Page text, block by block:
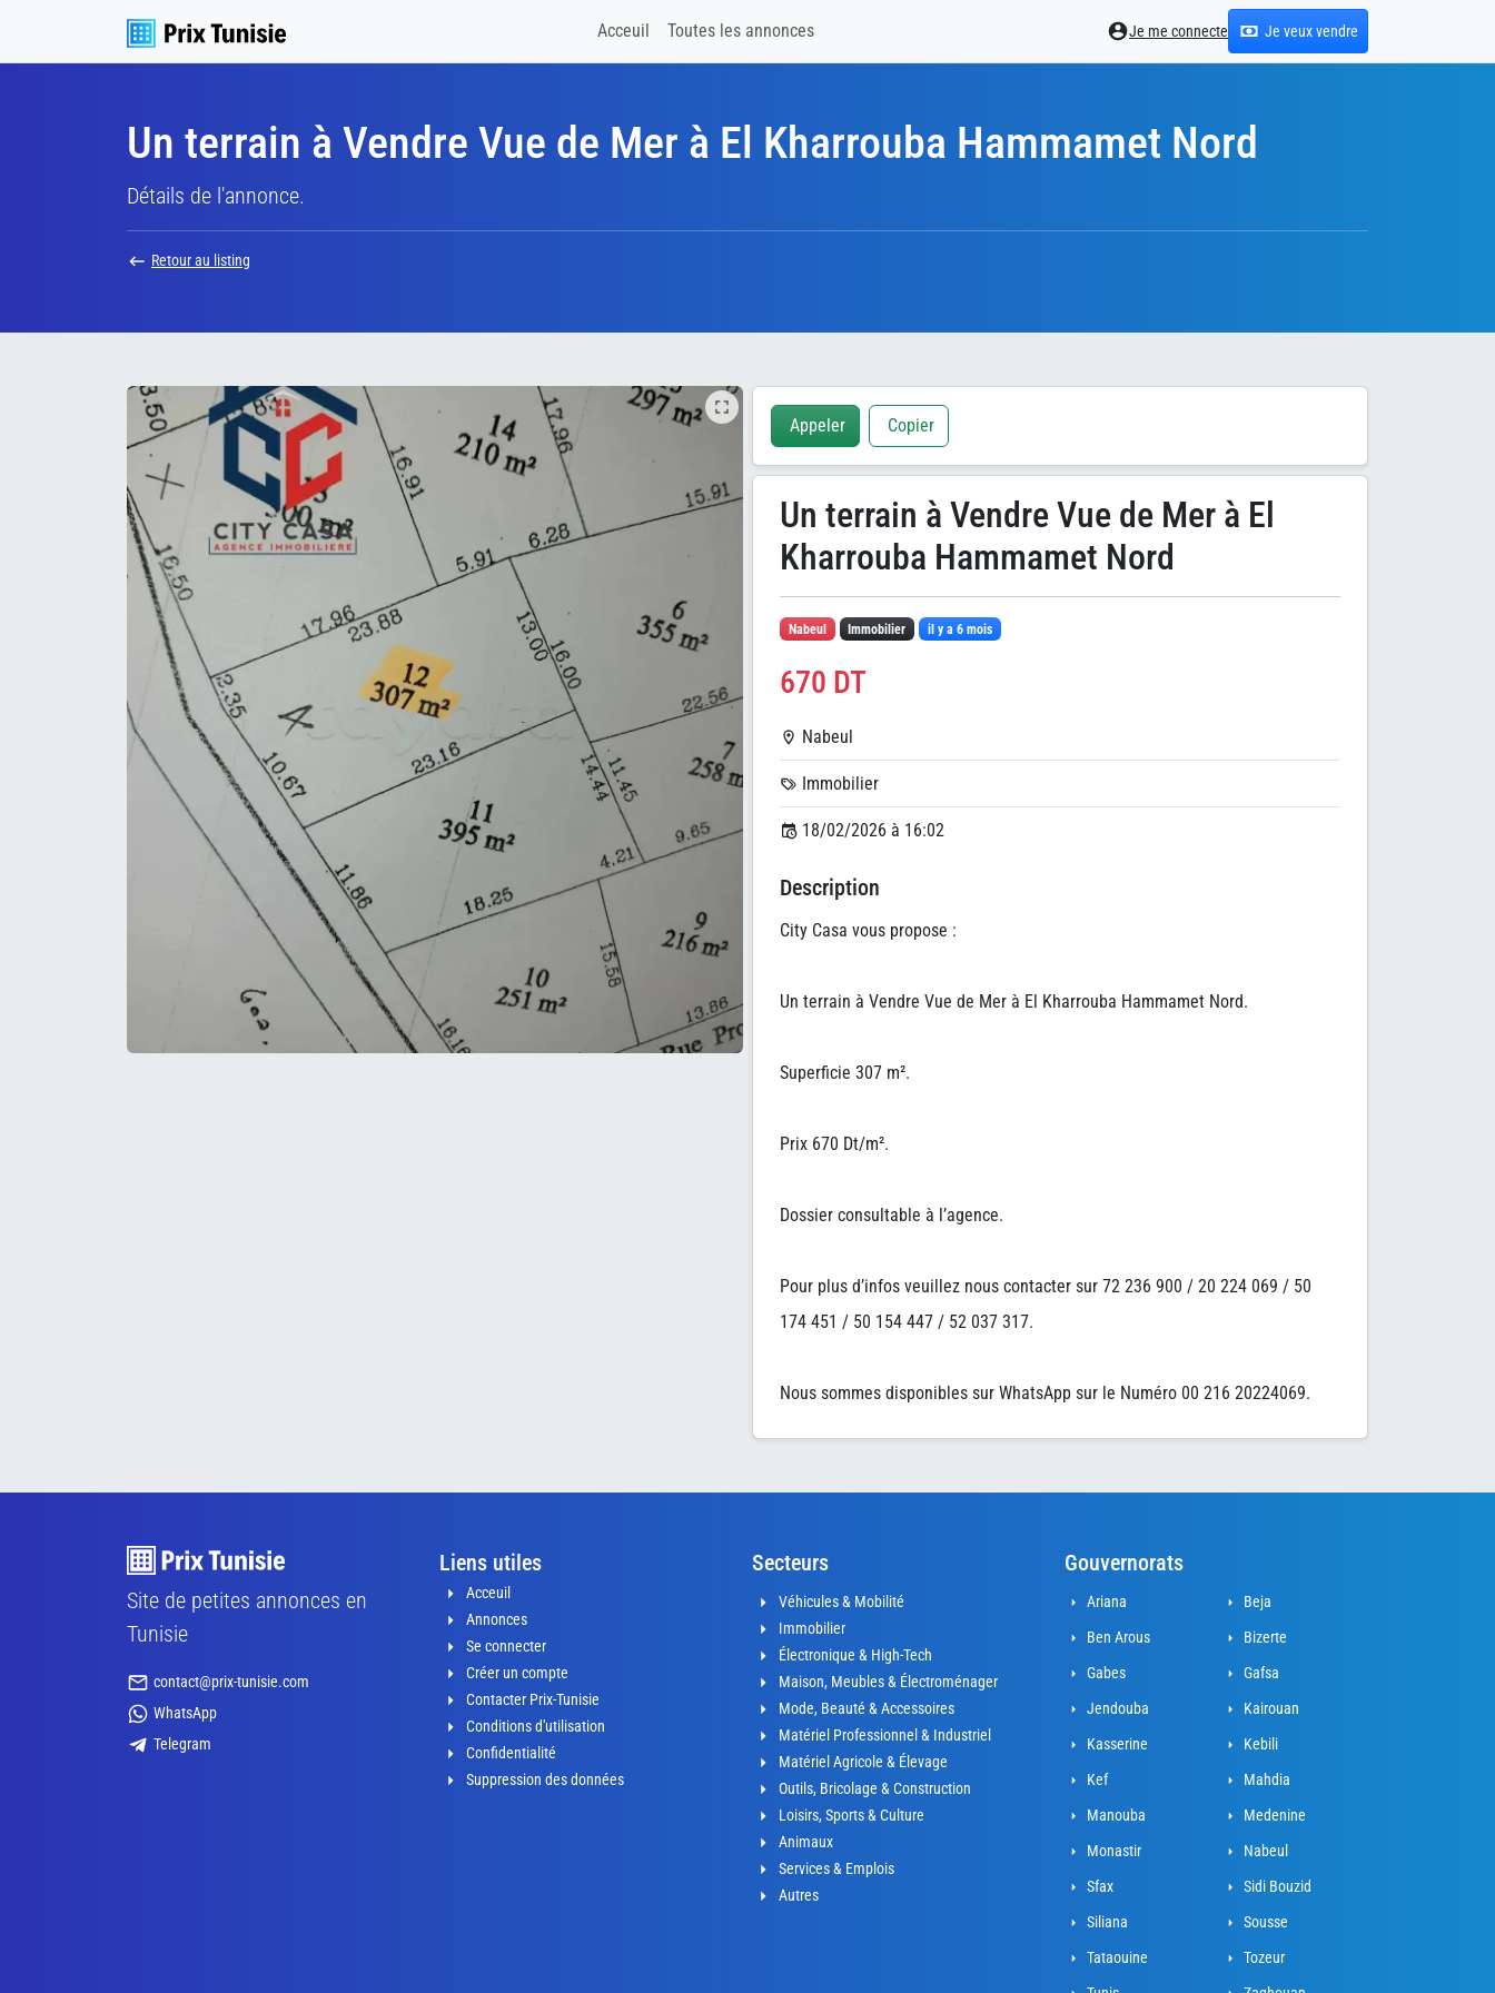
Acceuil Toutes les annonces Je me connecte Je veux vendre
Un terrain à Vendre Vue de Mer à El Kharrouba Hammamet Nord
Détails de l'annonce.
Retour au listing
Appeler Copier
Un terrain à Vendre Vue de Mer à El
Kharrouba Hammamet Nord
Nabeul Immobilier il y a 6 mois
670 DT
Nabeul
Immobilier
18/02/2026 à 16:02
Description
City Casa vous propose :
Un terrain à Vendre Vue de Mer à El Kharrouba Hammamet Nord.
Superficie 307 m².
Prix 670 Dt/m².
Dossier consultable à l’agence.
Pour plus d’infos veuillez nous contacter sur 72 236 900 / 20 224 069 / 50
174 451 / 50 154 447 / 52 037 317.
Nous sommes disponibles sur WhatsApp sur le Numéro 00 216 20224069.
Site de petites annonces en
Tunisie
contact@prix-tunisie.com
WhatsApp
Telegram
Liens utiles
Acceuil
Annonces
Se connecter
Créer un compte
Contacter Prix-Tunisie
Conditions d'utilisation
Confidentialité
Suppression des données
Secteurs
Véhicules & Mobilité
Immobilier
Électronique & High-Tech
Maison, Meubles & Électroménager
Mode, Beauté & Accessoires
Matériel Professionnel & Industriel
Matériel Agricole & Élevage
Outils, Bricolage & Construction
Loisirs, Sports & Culture
Animaux
Services & Emplois
Autres
Gouvernorats
Ariana
Beja
Ben Arous
Bizerte
Gabes
Gafsa
Jendouba
Kairouan
Kasserine
Kebili
Kef
Mahdia
Manouba
Medenine
Monastir
Nabeul
Sfax
Sidi Bouzid
Siliana
Sousse
Tataouine
Tozeur